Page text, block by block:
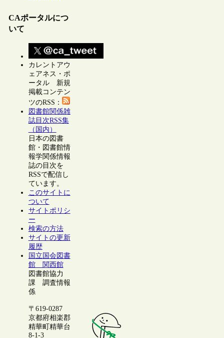
CAポータルにつ
いて
カレントアウ
ェアネス・ポ
ータル 新規
掲載コンテン
ツのRSS：
図書館関係雑
誌目次RSS集
（国内）
日本の図書
館・図書館情
報学関係情報
誌の目次を
RSSで配信し
ています。
このサイトに
ついて
サイトポリシ
ー
検索の方法
サイトの更新
履歴
国立国会図書
館 関西館
図書館協力
課 調査情報
係
〒619-0287
京都府相楽郡
精華町精華台
8-1-3